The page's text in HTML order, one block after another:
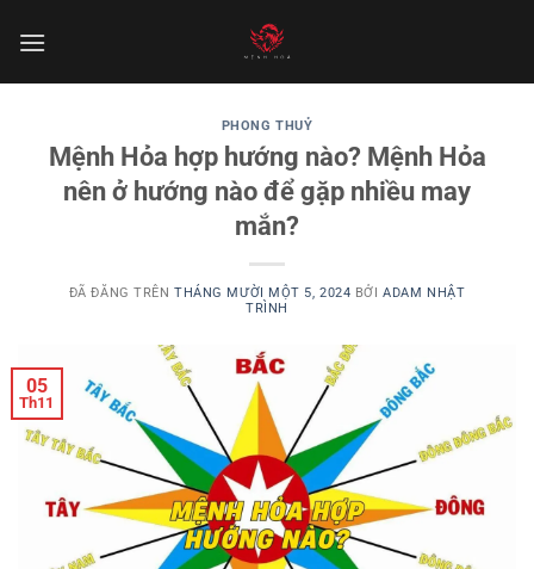
đến
PHONG THUỶ
Mệnh Hỏa hợp hướng nào? Mệnh Hỏa
nên ở hướng nào để gặp nhiều may
mắn?
ĐÃ ĐĂNG TRÊNTHÁNG MƯỜI MỘT 5, 2024 BỞIADAM NHẬT
TRÌNH
05
Th11